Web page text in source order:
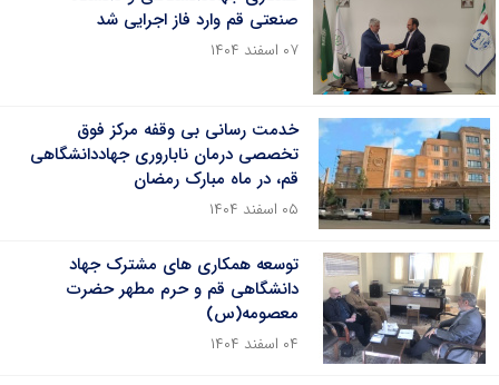
صنعتی قم وارد فاز اجرایی شد
۰۷ اسفند ۱۴۰۴
خدمت رسانی بی وقفه مرکز فوق
تخصصی درمان ناباروری جهاددانشگاهی
قم، در ماه مبارک رمضان
۰۵ اسفند ۱۴۰۴
توسعه همکاری های مشترک جهاد
دانشگاهی قم و حرم مطهر حضرت
معصومه(س)
۰۴ اسفند ۱۴۰۴